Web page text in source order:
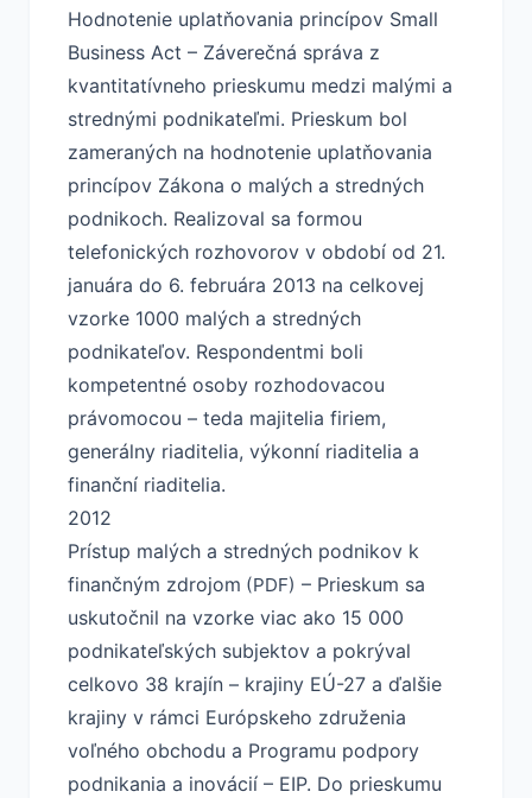
Hodnotenie uplatňovania princípov Small
Business Act – Záverečná správa z
kvantitatívneho prieskumu medzi malými a
strednými podnikateľmi. Prieskum bol
zameraných na hodnotenie uplatňovania
princípov Zákona o malých a stredných
podnikoch. Realizoval sa formou
telefonických rozhovorov v období od 21.
januára do 6. februára 2013 na celkovej
vzorke 1000 malých a stredných
podnikateľov. Respondentmi boli
kompetentné osoby rozhodovacou
právomocou – teda majitelia firiem,
generálny riaditelia, výkonní riaditelia a
finanční riaditelia.
2012
Prístup malých a stredných podnikov k
finančným zdrojom (PDF) – Prieskum sa
uskutočnil na vzorke viac ako 15 000
podnikateľských subjektov a pokrýval
celkovo 38 krajín – krajiny EÚ-27 a ďalšie
krajiny v rámci Európskeho združenia
voľného obchodu a Programu podpory
podnikania a inovácií – EIP. Do prieskumu